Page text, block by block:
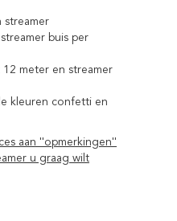
streamer
buis per
meter en streamer
kleuren confetti en
aan ''opmerkingen''
u graag wilt